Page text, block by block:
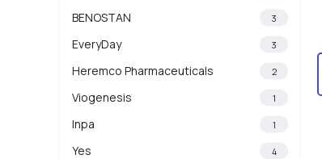
BENOSTAN 3
EveryDay 3
Heremco Pharmaceuticals 2
Viogenesis 1
Inpa 1
Yes 4